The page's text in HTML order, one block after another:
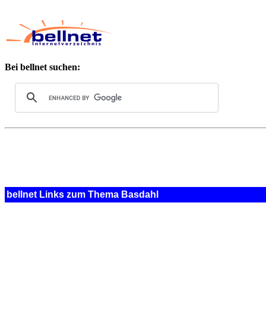
Bei bellnet suchen:
bellnet Links zum Thema Basdahl